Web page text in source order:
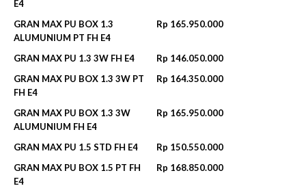
E4
GRAN MAX PU BOX 1.3
ALUMUNIUM PT FH E4
Rp 165.950.000
GRAN MAX PU 1.3 3W FH E4
Rp 146.050.000
GRAN MAX PU BOX 1.3 3W PT
FH E4
Rp 164.350.000
GRAN MAX PU BOX 1.3 3W
ALUMUNIUM FH E4
Rp 165.950.000
GRAN MAX PU 1.5 STD FH E4
Rp 150.550.000
GRAN MAX PU BOX 1.5 PT FH
E4
Rp 168.850.000